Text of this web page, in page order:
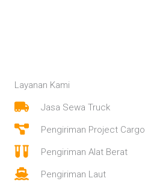
Layanan Kami
Jasa Sewa Truck
Pengiriman Project Cargo
Pengiriman Alat Berat
Pengiriman Laut